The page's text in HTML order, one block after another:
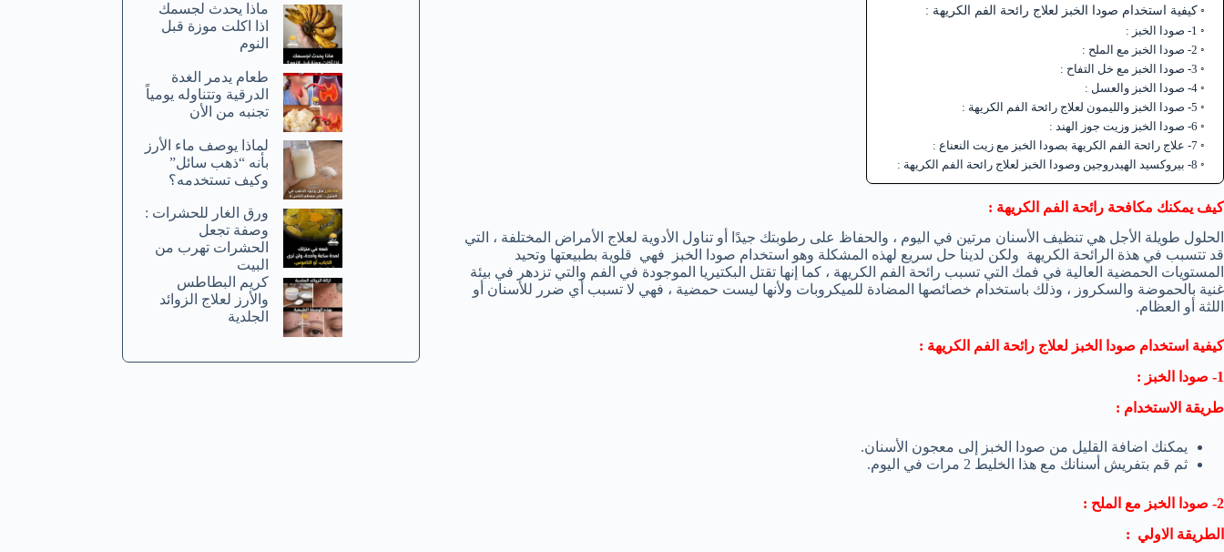
كيفية استخدام صودا الخبز لعلاج رائحة الفم الكريهة :
1- صودا الخبز :
2- صودا الخبز مع الملح :
3- صودا الخبز مع خل التفاح :
4- صودا الخبز والعسل :
5- صودا الخبز والليمون لعلاج رائحة الفم الكريهة :
6- صودا الخبز وزيت جوز الهند :
7- علاج رائحة الفم الكريهة بصودا الخبز مع زيت النعناع :
8- بيروكسيد الهيدروجين وصودا الخبز لعلاج رائحة الفم الكريهة :
كيف يمكنك مكافحة رائحة الفم الكريهة :
الحلول طويلة الأجل هي تنظيف الأسنان مرتين في اليوم ، والحفاظ على رطوبتك جيدًا أو تناول الأدوية لعلاج الأمراض المختلفة ، التي
قد تتسبب في هذة الرائحة الكريهة ولكن لدينا حل سريع لهذه المشكلة وهو استخدام صودا الخبز فهي قلوية بطبيعتها وتحيد
المستويات الحمضية العالية في فمك التي تسبب رائحة الفم الكريهة ، كما إنها تقتل البكتيريا الموجودة في الفم والتي تزدهر في بيئة
غنية بالحموضة والسكروز ، وذلك باستخدام خصائصها المضادة للميكروبات ولأنها ليست حمضية ، فهي لا تسبب أي ضرر للأسنان أو
اللثة أو العظام.
كيفية استخدام صودا الخبز لعلاج رائحة الفم الكريهة :
1- صودا الخبز :
طريقة الاستخدام :
يمكنك اضافة القليل من صودا الخبز إلى معجون الأسنان.
ثم قم بتفريش أسنانك مع هذا الخليط 2 مرات في اليوم.
2- صودا الخبز مع الملح :
الطريقة الاولي :
ماذا يحدث لجسمك
اذا اكلت موزة قبل
النوم
طعام يدمر الغدة
الدرقية وتتناوله يومياً
تجنبه من الأن
لماذا يوصف ماء الأرز
بأنه “ذهب سائل”
وكيف تستخدمه؟
ورق الغار للحشرات :
وصفة تجعل
الحشرات تهرب من
البيت
كريم البطاطس
والأرز لعلاج الزوائد
الجلدية